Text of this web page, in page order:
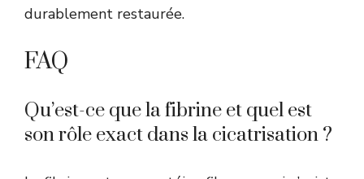
durablement restaurée.
FAQ
Qu’est-ce que la fibrine et quel est
son rôle exact dans la cicatrisation ?